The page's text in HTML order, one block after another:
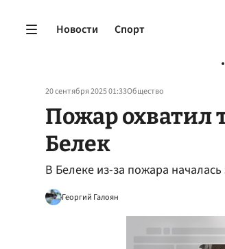
Новости Спорт
20 сентября 2025 01:33Общество
Пожар охватил
Белек
В Белеке из-за пожара
Георгий Галоян